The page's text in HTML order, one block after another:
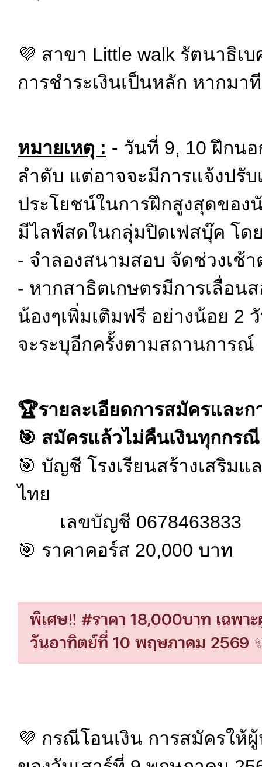
💜 สาขา Little walk รัตนาธิเ
การชำระเงินเป็นหลัก หากม
หมายเหตุ : - วันที่ 9, 10 ฝึกน
ลำดับ แต่อาจจะมีการแจ้งปรั
ประโยชน์ในการฝึกสูงสุดของ
มีไลฟ์สดในกลุ่มปิดเฟสบุ๊ค โด
- จำลองสนามสอบ จัดช่วงเช้
- หากสาธิตเกษตรมีการเลื่อน
น้องๆเพิ่มเติมฟรี อย่างน้อย 2
จะระบุอีกครั้งตามสถานการณ์
🏆รายละเอียดการสมัครและก
🎯 สมัครแล้วไม่คืนเงินทุกกรณี
🎯 บัญชี โรงเรียนสร้างเสริม
ไทย
เลขบัญชี 0678463833
🎯 ราคาคอร์ส 20,000 บาท
พิเศษ‼️ #ราคา 18,000บาท เฉพา
วันอาทิตย์ที่ 10 พฤษภาคม 2569
💜 กรณีโอนเงิน การสมัครให้